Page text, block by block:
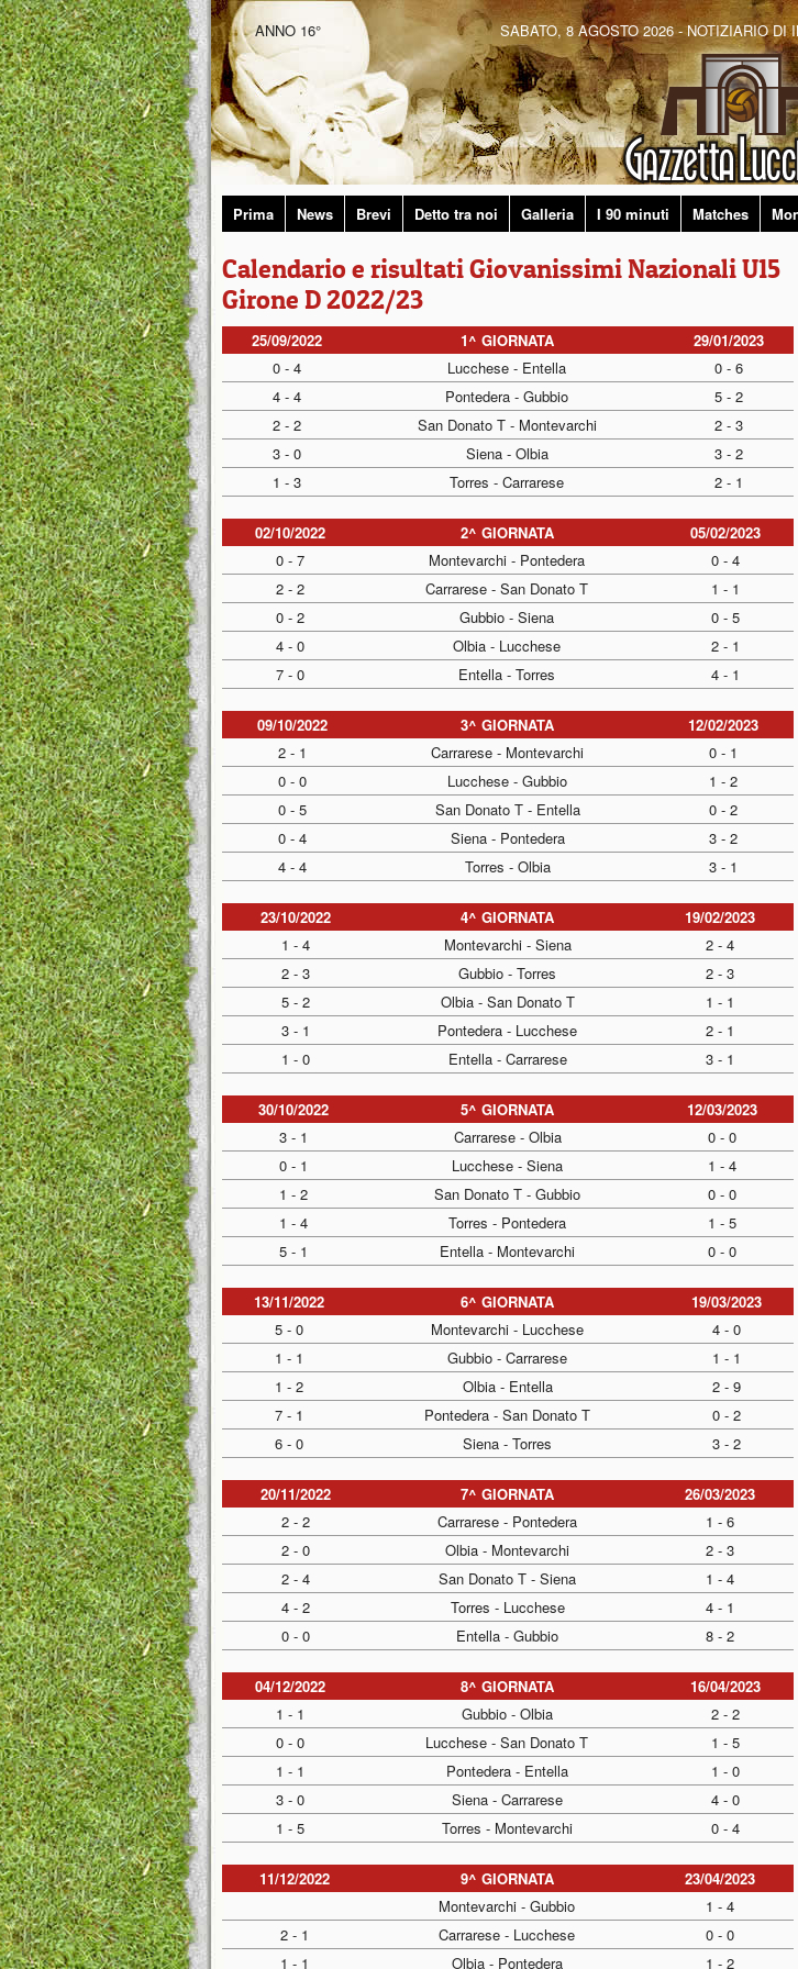
ANNO 16° SABATO, 8 AGOSTO 2026 - NOTIZIARIO DI
Prima News Brevi Detto tra noi Galleria I 90 minuti Matches
Calendario e risultati Giovanissimi Nazionali U15
Girone D 2022/23
25/09/2022 1^ GIORNATA
29/01/2023
0 - 4
Lucchese - Entella
0 - 6
4 - 4
Pontedera - Gubbio
5 - 2
2 - 2
San Donato T - Montevarchi
2 - 3
3 - 0
Siena - Olbia
3 - 2
1 - 3
Torres - Carrarese 2 - 1
02/10/2022 2^ GIORNATA
05/02/2023
0 - 7
Montevarchi - Pontedera
0 - 4
2 - 2
Carrarese - San Donato T
1 - 1
0 - 2
Gubbio - Siena
0 - 5
4 - 0
Olbia - Lucchese
2 - 1
7 - 0
Entella - Torres 4 - 1
09/10/2022 3^ GIORNATA
12/02/2023
2 - 1
Carrarese - Montevarchi
0 - 1
0 - 0
Lucchese - Gubbio
1 - 2
0 - 5
San Donato T - Entella
0 - 2
0 - 4
Siena - Pontedera
3 - 2
4 - 4
Torres - Olbia 3 - 1
23/10/2022 4^ GIORNATA
19/02/2023
1 - 4
Montevarchi - Siena
2 - 4
2 - 3
Gubbio - Torres
2 - 3
5 - 2
Olbia - San Donato T
1 - 1
3 - 1
Pontedera - Lucchese
2 - 1
1 - 0
Entella - Carrarese 3 - 1
30/10/2022 5^ GIORNATA
12/03/2023
3 - 1
Carrarese - Olbia
0 - 0
0 - 1
Lucchese - Siena
1 - 4
1 - 2
San Donato T - Gubbio
0 - 0
1 - 4
Torres - Pontedera
1 - 5
5 - 1
Entella - Montevarchi 0 - 0
13/11/2022 6^ GIORNATA
19/03/2023
5 - 0
Montevarchi - Lucchese
4 - 0
1 - 1
Gubbio - Carrarese
1 - 1
1 - 2
Olbia - Entella
2 - 9
7 - 1
Pontedera - San Donato T
0 - 2
6 - 0
Siena - Torres 3 - 2
20/11/2022 7^ GIORNATA
26/03/2023
2 - 2
Carrarese - Pontedera
1 - 6
2 - 0
Olbia - Montevarchi
2 - 3
2 - 4
San Donato T - Siena
1 - 4
4 - 2
Torres - Lucchese
4 - 1
0 - 0
Entella - Gubbio 8 - 2
04/12/2022 8^ GIORNATA
16/04/2023
1 - 1
Gubbio - Olbia
2 - 2
0 - 0
Lucchese - San Donato T
1 - 5
1 - 1
Pontedera - Entella
1 - 0
3 - 0
Siena - Carrarese
4 - 0
1 - 5
Torres - Montevarchi 0 - 4
11/12/2022 9^ GIORNATA
23/04/2023
Montevarchi - Gubbio
1 - 4
2 - 1
Carrarese - Lucchese
0 - 0
1 - 1
Olbia - Pontedera 1 - 2